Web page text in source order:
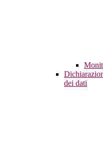
dei dati